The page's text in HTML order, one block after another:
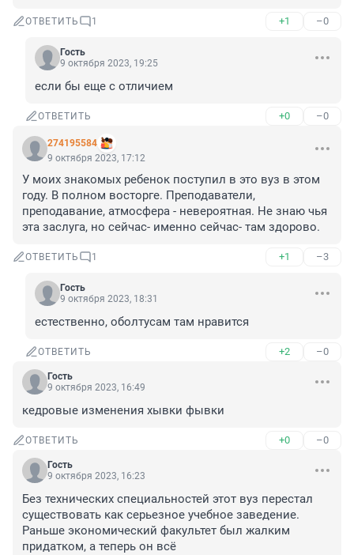
ОТВЕТИТЬ 1 +1 –0
Гость
9 октября 2023, 19:25
если бы еще с отличием
ОТВЕТИТЬ +0 –0
274195584
9 октября 2023, 17:12
У моих знакомых ребенок поступил в это вуз в этом
году. В полном восторге. Преподаватели,
преподавание, атмосфера - невероятная. Не знаю чья
эта заслуга, но сейчас- именно сейчас- там здорово.
ОТВЕТИТЬ 1 +1 –3
Гость
9 октября 2023, 18:31
естественно, оболтусам там нравится
ОТВЕТИТЬ +2 –0
Гость
9 октября 2023, 16:49
кедровые изменения хывки фывки
ОТВЕТИТЬ +0 –0
Гость
9 октября 2023, 16:23
Без технических специальностей этот вуз перестал
существовать как серьезное учебное заведение.
Раньше экономический факультет был жалким
придатком, а теперь он всё